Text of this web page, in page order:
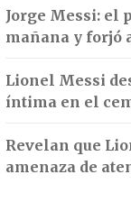
Jorge Messi: el
mañana y forjó
Lionel Messi
íntima en el
Revelan que
amenaza de